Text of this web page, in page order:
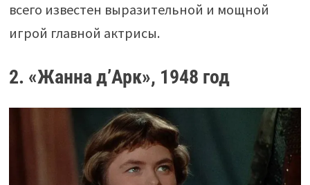
всего известен выразительной и мощной
игрой главной актрисы.
2. «Жанна д’Арк», 1948 год